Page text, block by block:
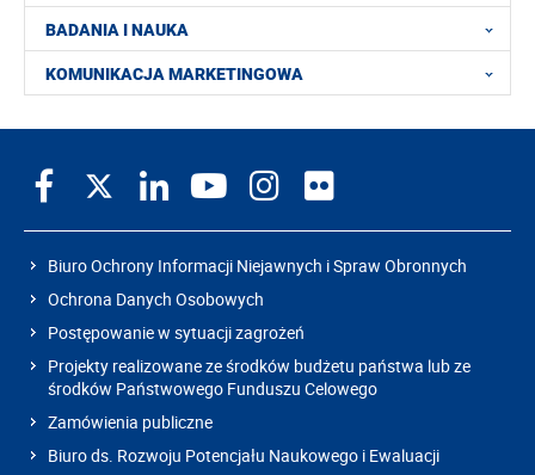
BADANIA I NAUKA
KOMUNIKACJA MARKETINGOWA
Biuro Ochrony Informacji Niejawnych i Spraw Obronnych
Ochrona Danych Osobowych
Postępowanie w sytuacji zagrożeń
Projekty realizowane ze środków budżetu państwa lub ze
środków Państwowego Funduszu Celowego
Zamówienia publiczne
Biuro ds. Rozwoju Potencjału Naukowego i Ewaluacji